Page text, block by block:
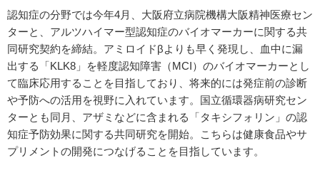
認知症の分野では今年4月、大阪府立病院機構大阪精神医療セン
ターと、アルツハイマー型認知症のバイオマーカーに関する共
同研究契約を締結。アミロイドβよりも早く発現し、血中に漏
出する「KLK8」を軽度認知障害（MCI）のバイオマーカーとし
て臨床応用することを目指しており、将来的には発症前の診断
や予防への活用を視野に入れています。国立循環器病研究セン
ターとも同月、アザミなどに含まれる「タキシフォリン」の認
知症予防効果に関する共同研究を開始。こちらは健康食品やサ
プリメントの開発につなげることを目指しています。